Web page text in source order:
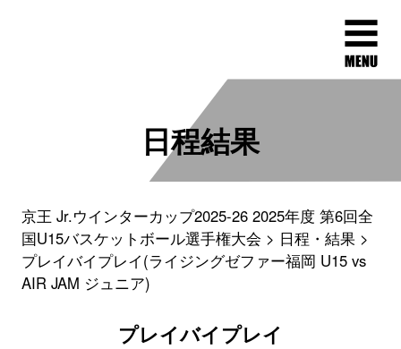
日程結果
京王 Jr.ウインターカップ2025-26 2025年度 第6回全
国U15バスケットボール選手権大会
日程・結果
プレイバイプレイ(ライジングゼファー福岡 U15 vs
AIR JAM ジュニア)
プレイバイプレイ